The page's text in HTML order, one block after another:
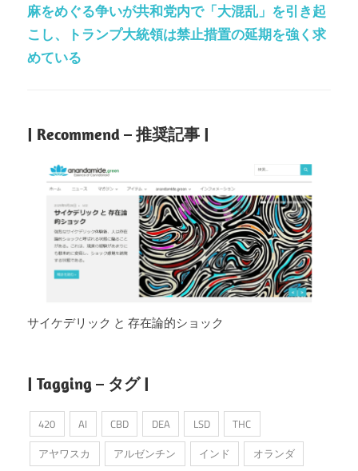
麻をめぐる争いが共和党内で「大混乱」を引き起
こし、トランプ大統領は禁止措置の延期を強く求
めている
| Recommend – 推奨記事 |
サイケデリック と 存在論的ショック
| Tagging – タグ |
420 AI CBD DEA LSD
THC
アヤワスカ
アルゼンチン インド
オランダ